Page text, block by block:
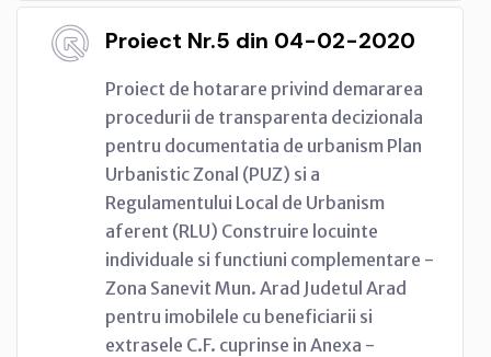
Proiect Nr.5 din 04-02-2020
Proiect de hotarare privind demararea
procedurii de transparenta decizionala
pentru documentatia de urbanism Plan
Urbanistic Zonal (PUZ) si a
Regulamentului Local de Urbanism
aferent (RLU) Construire locuinte
individuale si functiuni complementare -
Zona Sanevit Mun. Arad Judetul Arad
pentru imobilele cu beneficiarii si
extrasele C.F. cuprinse in Anexa -